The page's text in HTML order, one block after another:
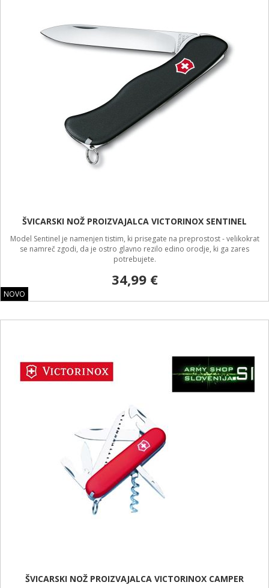
NOVO
ŠVICARSKI NOŽ PROIZVAJALCA VICTORINOX SENTINEL
Model Sentinel je namenjen tistim, ki prisegate na preprostost - velikokrat
se namreč zgodi, da je ostro glavno rezilo edino orodje, ki ga zares
potrebujete.
34,99 €
ŠVICARSKI NOŽ PROIZVAJALCA VICTORINOX CAMPER